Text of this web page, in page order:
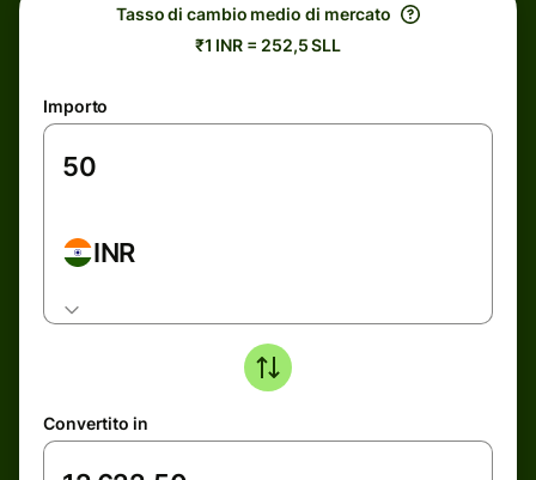
Tasso di cambio medio di mercato
₹1 INR = 252,5 SLL
Importo
INR
Convertito in